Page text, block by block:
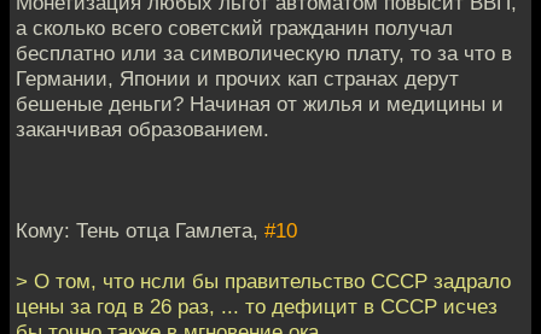
а сколько всего советский гражданин получал
бесплатно или за символическую плату, то за что в
Германии, Японии и прочих кап странах дерут
бешеные деньги? Начиная от жилья и медицины и
заканчивая образованием.
Кому: Тень отца Гамлета, #10
> О том, что нсли бы правительство СССР задрало
цены за год в 26 раз, ... то дефицит в СССР исчез